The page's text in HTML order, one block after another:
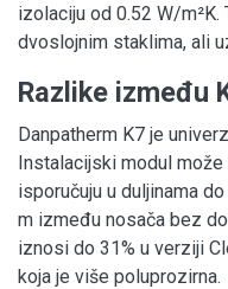
izolaciju od 0.52 W/
dvoslojnim staklima, ali
Razlike između
Danpatherm K7 je
Instalacijski modul
isporučuju u duljinama
m između nosača bez
iznosi do 31% u verziji
koja je više poluprozirna.